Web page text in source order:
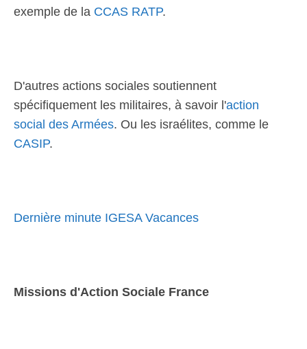
exemple de la CCAS RATP.
D'autres actions sociales soutiennent
spécifiquement les militaires, à savoir l'action
social des Armées. Ou les israélites, comme le
CASIP.
Dernière minute IGESA Vacances
Missions d'Action Sociale France